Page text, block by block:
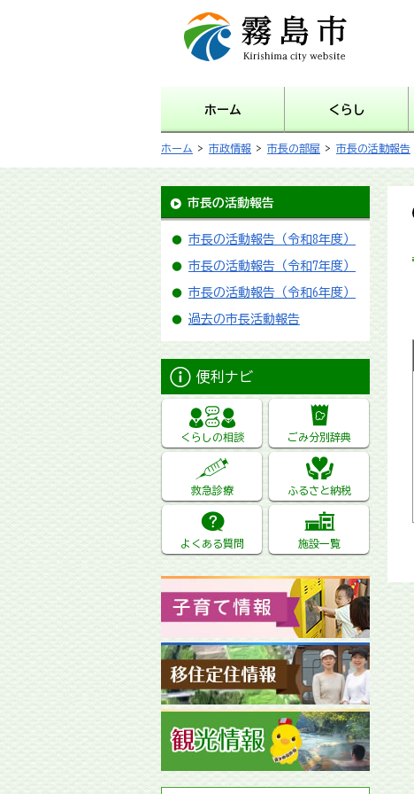
霧島市 Kirishima city
website
ホーム くらし
ホーム > 市政情報 > 市長の部屋 > 市長の活動報告
市長の活動報告
市長の活動報告（令和8年度）
市長の活動報告（令和7年度）
市長の活動報告（令和6年度）
過去の市長活動報告
便利ナビ
くらしの相談 ごみ分別辞典
救急診療 ふるさと納税
よくある質問 施設一覧